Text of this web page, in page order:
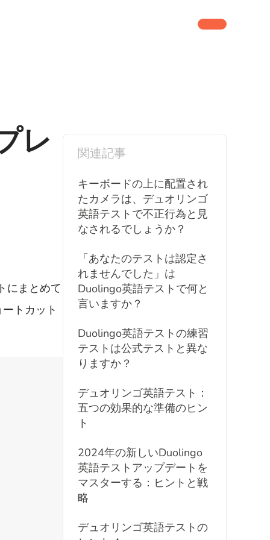
レ
にまとめて
トカット
関連記事
キーボードの上に配置され
たカメラは、デュオリンゴ
英語テストで不正行為と見
なされるでしょうか？
「あなたのテストは認定さ
れませんでした」は
Duolingo英語テストで何と
言いますか？
Duolingo英語テストの練習
テストは公式テストと異な
りますか？
デュオリンゴ英語テスト：
五つの効果的な準備のヒン
ト
2024年の新しいDuolingo
英語テストアップデートを
マスターする：ヒントと戦
略
デュオリンゴ英語テストの